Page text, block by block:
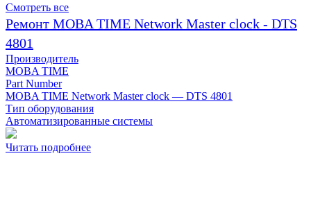
Смотреть все
Ремонт MOBA TIME Network Master clock - DTS
4801
Производитель
MOBA TIME
Part Number
MOBA TIME Network Master clock — DTS 4801
Тип оборудования
Автоматизированные системы
Читать подробнее